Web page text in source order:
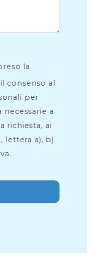
la
consenso al
per
necessarie a
richiesta, ai
lettera a), b)